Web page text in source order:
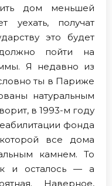
дом меньшей
уехать, получат
это будет
пойти на
Я недавно из
ты в Париже
натуральным
в 1993-м году
фонда
все дома
камнем. То
и осталось — а
Наверное,